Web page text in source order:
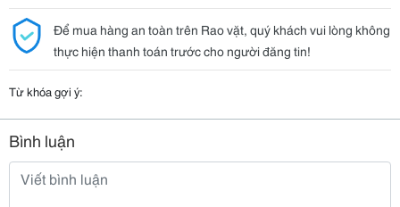
Để mua hàng an toàn trên Rao vặt, quý khách vui lòng không
thực hiện thanh toán trước cho người đăng tin!
Từ khóa gợi ý:
Bình luận